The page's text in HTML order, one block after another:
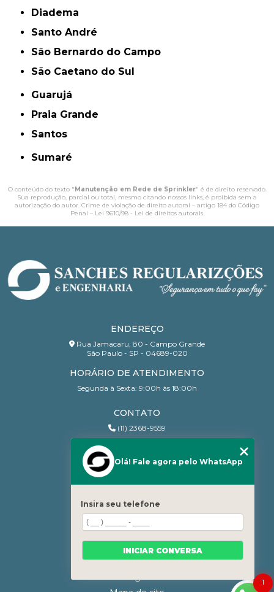
Diadema
Santo André
São Bernardo do Campo
São Caetano do Sul
Guarujá
Praia Grande
Santos
Sumaré
O conteúdo do texto "Manutenção em Rede de Sprinkler​" é de direito reservado.
Sua reprodução, parcial ou total, mesmo citando nossos links, é proibida sem a
autorização do autor. Crime de violação de direito autoral – artigo 184 do Código
Penal – Lei 9610/98 - Lei de direitos autorais.
ENDEREÇO
Rua Jamacaru, 80 - Campo Grande
São Paulo - SP - 04689-020
HORÁRIO DE ATENDIMENTO
Segunda à Sexta: 9:00h às 18:00h
CONTATO
(11) 2368-9559
contato@sanchesri.com.br
Quem Somos
Blog
Serviços
Contato
1
Olá! Fale agora pelo WhatsApp
Insira seu telefone
INICIAR CONVERSA